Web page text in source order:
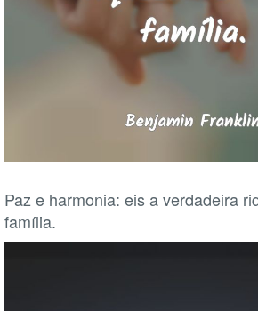
Paz e harmonia: eis a verdadeira
família.